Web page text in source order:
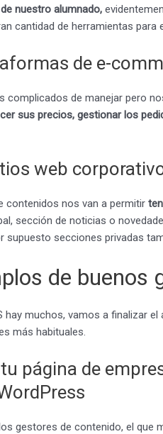
nuestro alumnado,
cantidad de herramientas para
de e-
de manejar pero
sus precios, gestionar los
web
contenidos nos van a permitir
sección de noticias o
supuesto secciones privadas
de buenos
hay muchos, vamos a finalizar
más habituales.
página de
gestores de contenido, el que